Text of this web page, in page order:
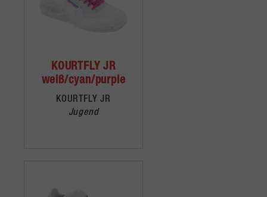
KOURTFLY JR
weiß/cyan/purple
KOURTFLY JR
Jugend